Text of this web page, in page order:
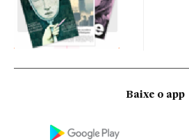
Baixe o app